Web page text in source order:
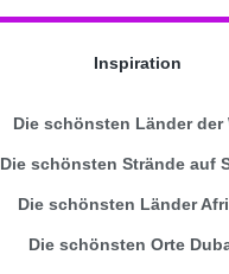
Inspiration
Die schönsten Länder der
Die schönsten Strände auf
Die schönsten Länder
Die schönsten Orte